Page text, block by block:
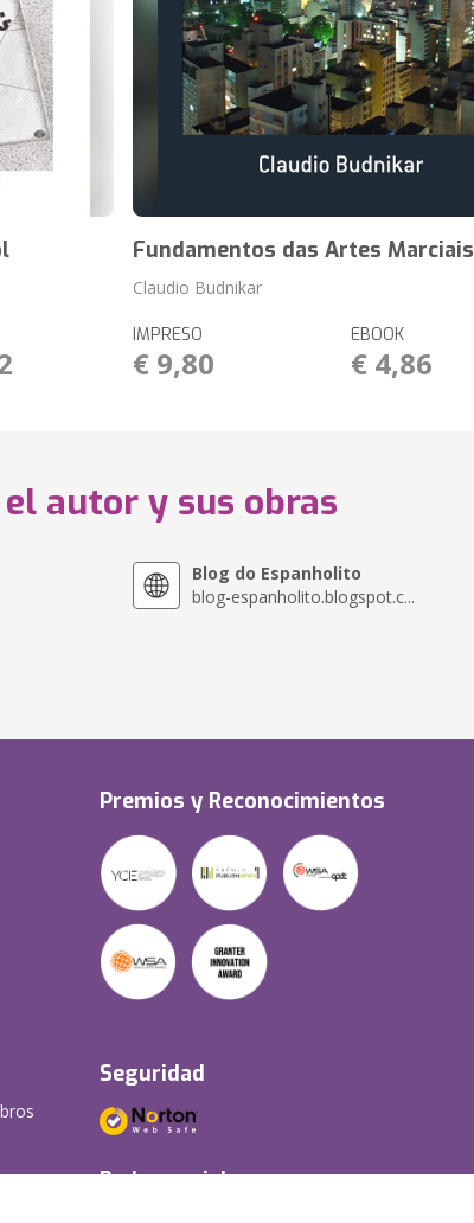
Fundamentos das Artes Marciais
Claudio Budnikar
IMPRESO
€ 9,80
EBOOK
€ 4,86
autor y sus obras
Blog do Espanholito
blog-espanholito.blogspot.c...
Premios y Reconocimientos
Seguridad
Redes sociales